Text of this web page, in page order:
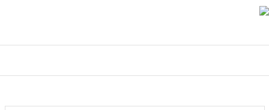
Ürün resmi kalitesiz, bozuk veya görüntülenemiyor.